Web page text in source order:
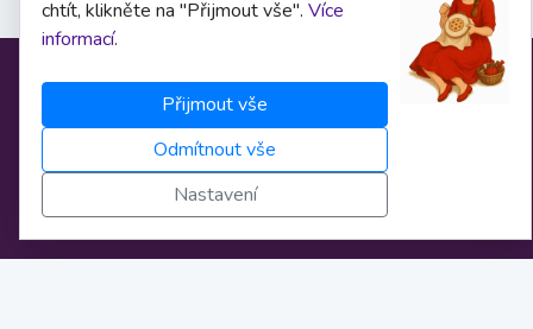
Informace
O nás
Obchodní podmínky
chtít, klikněte na "Přijmout vše". Více
informací.
Přijmout vše
Odmítnout vše
Nastavení